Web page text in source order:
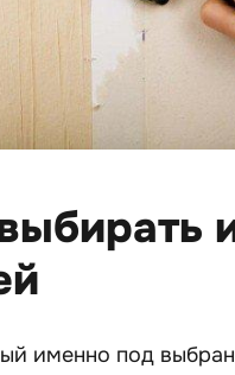
именно под